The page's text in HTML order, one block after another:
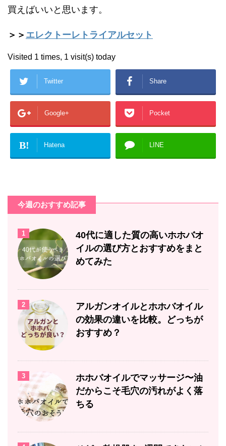
買えばいいと思います。
＞＞ エレクトーレトライアルセット
Visited 1 times, 1 visit(s) today
Twitter Share
Google+ Pocket
B! Hatena LINE
今週のおすすめ記事
1
40代に適した質の高いホホバオ
イルの選び方とおすすめをまと
めてみた
2
アルガンオイルとホホバオイル
の効果の違いを比較。どっちが
おすすめ？
3
ホホバオイルでマッサージ〜油
だからこそ毛穴の汚れがよく落
ちる